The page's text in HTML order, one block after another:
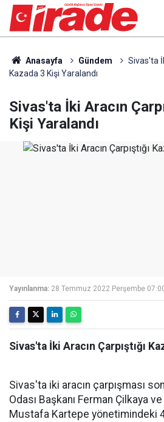
Anasayfa Gündem
Sivas'ta
Kazada 3 Kişi Yaralandı
Sivas'ta İki Aracın
Kişi Yaralandı
Yayınlanma: 28 Temmuz 2022 Perşembe
Sivas'ta İki Aracın Çarpıştığı
Sivas'ta iki aracın çarpışması
Odası Başkanı Ferman Çilkaya
Mustafa Kartepe yönetimindeki